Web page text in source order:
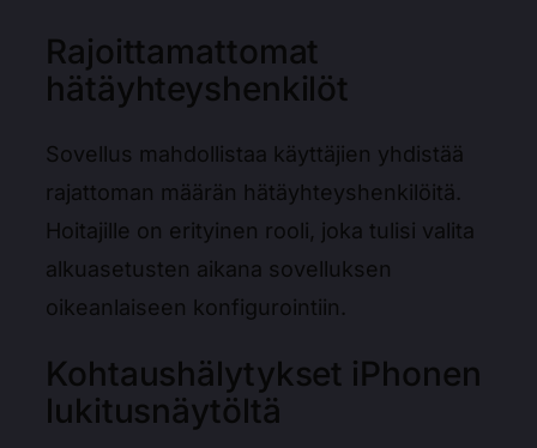
Rajoittamattomat
hätäyhteyshenkilöt
Sovellus mahdollistaa käyttäjien yhdistää
rajattoman määrän hätäyhteyshenkilöitä.
Hoitajille on erityinen rooli, joka tulisi valita
alkuasetusten aikana sovelluksen
oikeanlaiseen konfigurointiin.
Kohtaushälytykset iPhonen
lukitusnäytöltä